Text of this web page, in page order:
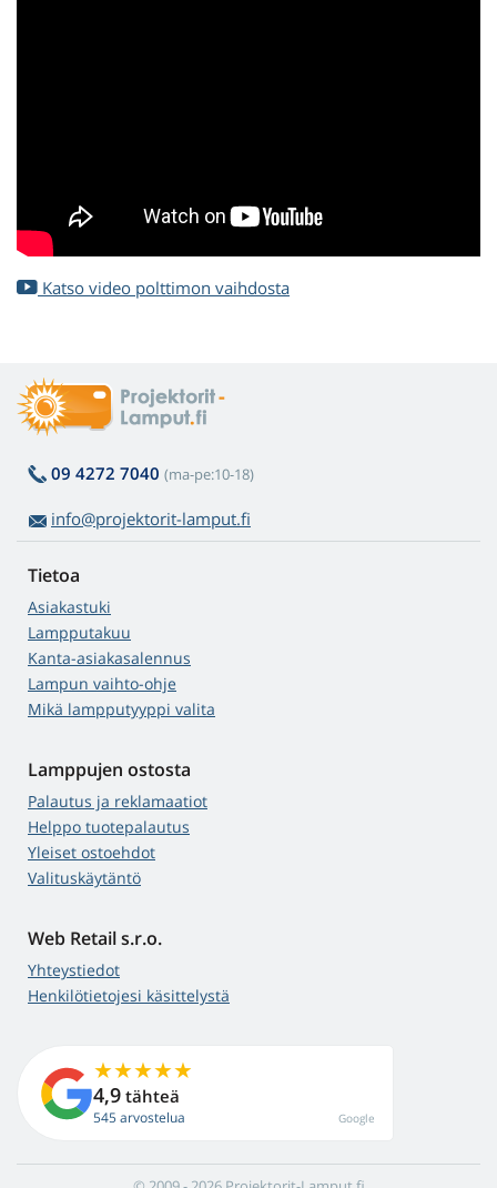
Katso video polttimon vaihdosta
09 4272 7040 (ma-pe:10-18)
info@projektorit-lamput.fi
Tietoa
Asiakastuki
Lampputakuu
Kanta-asiakasalennus
Lampun vaihto-ohje
Mikä lampputyyppi valita
Lamppujen ostosta
Palautus ja reklamaatiot
Helppo tuotepalautus
Yleiset ostoehdot
Valituskäytäntö
Web Retail s.r.o.
Yhteystiedot
Henkilötietojesi käsittelystä
4,9 tähteä
545 arvostelua Google